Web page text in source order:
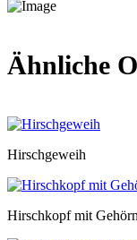
Ähnliche
Hirschgeweih
Hirschkopf mit Gehörn